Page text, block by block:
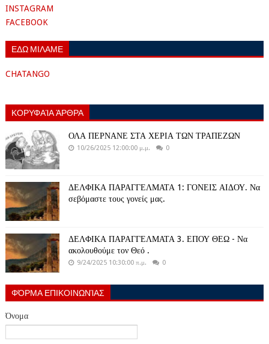
INSTAGRAM
FACEBOOK
ΕΔΩ ΜΙΛΑΜΕ
CHATANGO
ΚΟΡΥΦΑΊΑ ΆΡΘΡΑ
ΟΛΑ ΠΕΡΝΑΝΕ ΣΤΑ ΧΕΡΙΑ ΤΩΝ ΤΡΑΠΕΖΩΝ
10/26/2025 12:00:00 μ.μ. 0
ΔΕΛΦΙΚΑ ΠΑΡΑΓΓΕΛΜΑΤΑ 1: ΓΟΝΕΙΣ ΑΙΔΟΥ. Να
σεβόμαστε τους γονείς μας.
ΔΕΛΦΙΚΑ ΠΑΡΑΓΓΕΛΜΑΤΑ 3. ΕΠΟΥ ΘΕΩ - Να
ακολουθούμε τον Θεό .
9/24/2025 10:30:00 π.μ. 0
ΦΌΡΜΑ ΕΠΙΚΟΙΝΩΝΊΑΣ
Όνομα